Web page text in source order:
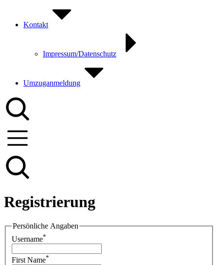
Kontakt
Impressum/Datenschutz
Umzuganmeldung
Registrierung
Persönliche Angaben
Username*
First Name*